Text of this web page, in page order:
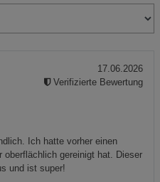
Ich hatte vorher einen
oberflächlich gereinigt hat. Dieser
und ist super!
17.06.2026
Verifizierte Bewertung